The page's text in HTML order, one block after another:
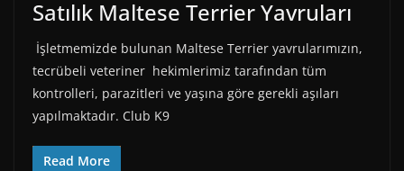
Satılık Maltese Terrier Yavruları
İşletmemizde bulunan Maltese Terrier yavrularımızın,
tecrübeli veteriner hekimlerimiz tarafından tüm
kontrolleri, parazitleri ve yaşına göre gerekli aşıları
yapılmaktadır. Club K9
Read More